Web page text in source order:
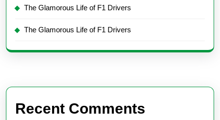
The Glamorous Life of F1 Drivers
The Glamorous Life of F1 Drivers
Recent Comments